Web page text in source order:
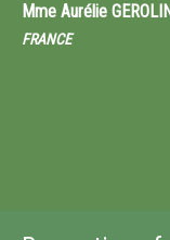
Mme Aurélie
FRANCE